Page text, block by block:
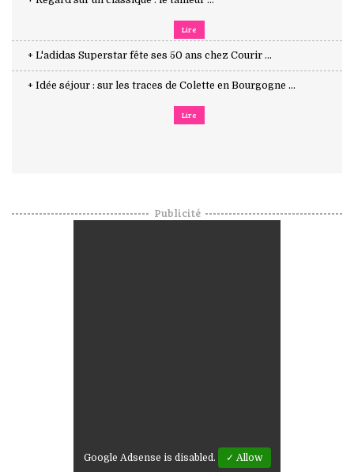
Lire
+ L'adidas Superstar fête ses 50 ans chez Courir ...
+ Idée séjour : sur les traces de Colette en Bourgogne ...
Lire
Publicité
Google Adsense is disabled. ✓ Allow